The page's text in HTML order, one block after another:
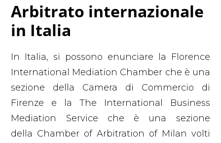
Arbitrato internazionale
in Italia
In Italia, si possono enunciare la Florence
International Mediation Chamber che è una
sezione della Camera di Commercio di
Firenze e la The International Business
Mediation Service che è una sezione
della Chamber of Arbitration of Milan volti